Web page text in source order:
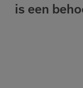
is een